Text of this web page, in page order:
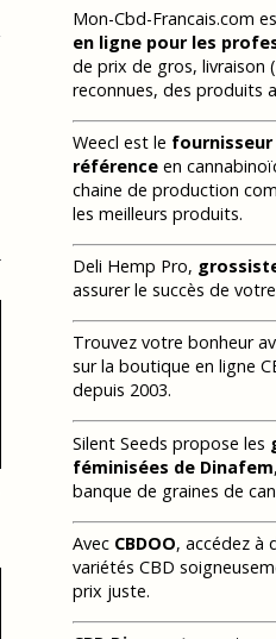
Mon-Cbd-Francais.com
en ligne pour les
de prix de gros, livraison
reconnues, des produits
Weecl est le fournisseur
référence en
chaine de production
les meilleurs produits.
Deli Hemp Pro,
assurer le succès de
Trouvez votre bonheur
sur la boutique en ligne
depuis 2003.
Silent Seeds propose les
féminisées de Dinafem
banque de graines de
Avec CBDOO, accédez à
variétés CBD
prix juste.